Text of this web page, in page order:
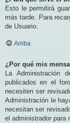
Esto le permitirá
más tarde. Para
de Usuario.
Arriba
¿Por qué mis
La Administración
publicados en el
necesiten ser
Administración le
necesitan ser
el administrador para